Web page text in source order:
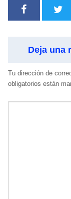
Deja una
Tu dirección de
obligatorios están